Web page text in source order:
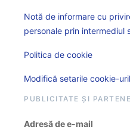
Notă de informare cu
personale prin intermediul
Politica de cookie
Modifică setarile cookie-
PUBLICITATE ȘI
Adresă de e-mail